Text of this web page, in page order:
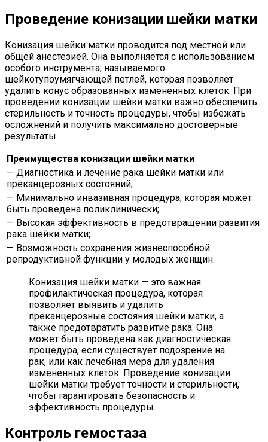
Проведение конизации шейки матки
Конизация шейки матки проводится под местной или
общей анестезией. Она выполняется с использованием
особого инструмента, называемого
шейкотупоумягчающей петлей, которая позволяет
удалить конус образованных измененных клеток. При
проведении конизации шейки матки важно обеспечить
стерильность и точность процедуры, чтобы избежать
осложнений и получить максимально достоверные
результаты.
Преимущества конизации шейки матки
— Диагностика и лечение рака шейки матки или
преканцерозных состояний;
— Минимально инвазивная процедура, которая может
быть проведена поликлинически;
— Высокая эффективность в предотвращении развития
рака шейки матки;
— Возможность сохранения жизнеспособной
репродуктивной функции у молодых женщин.
Конизация шейки матки — это важная
профилактическая процедура, которая
позволяет выявить и удалить
преканцерозные состояния шейки матки, а
также предотвратить развитие рака. Она
может быть проведена как диагностическая
процедура, если существует подозрение на
рак, или как лечебная мера для удаления
измененных клеток. Проведение конизации
шейки матки требует точности и стерильности,
чтобы гарантировать безопасность и
эффективность процедуры.
Контроль гемостаза